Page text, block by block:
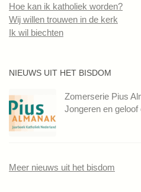
Hoe kan ik katholiek worden?
Wij willen trouwen in de kerk
Ik wil biechten
NIEUWS UIT HET BISDOM
Zomerserie Pius
Jongeren en
Meer nieuws uit het bisdom